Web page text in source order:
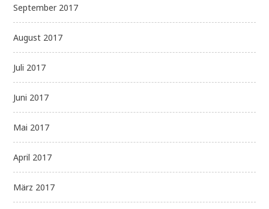
September 2017
August 2017
Juli 2017
Juni 2017
Mai 2017
April 2017
März 2017